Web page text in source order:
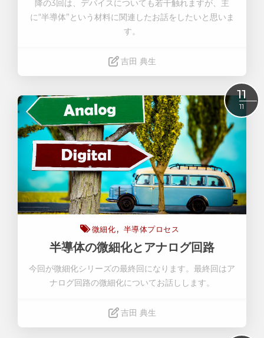
降の3回は、デバイスについても若干触れますが、主
に“半導体”という材料に関連したお話をしたいと思いま
す。
吉田 典生
11
11
微細化 半導体プロセス
半導体の微細化とアナログ回路
今回が微細化シリーズの最終回になります。最終回はア
ナログ回路の微細化についてお話しします。
吉田 典生